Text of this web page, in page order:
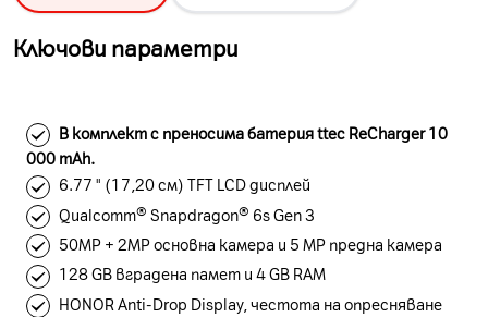
Ключови параметри
В комплект с преносима батерия ttec ReCharger 10
000 mAh.
6.77 " (17,20 см) TFT LCD дисплей
Qualcomm® Snapdragon® 6s Gen 3
50MP + 2MP основна камера и 5 MP предна камера
128 GB вградена памет и 4 GB RAM
HONOR Anti-Drop Display, честота на опресняване